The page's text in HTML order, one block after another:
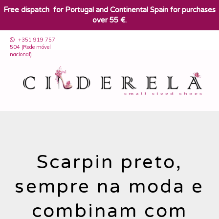
​Free dispatch for Portugal and Continental Spain for purchases
over 55 €.
+351 919 757
504 (Rede móvel
nacional)
Scarpin preto,
sempre na moda e
combinam com